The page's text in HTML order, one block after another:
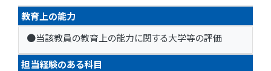
教育上の能力
●当該教員の教育上の能力に関する大学等の評価
担当経験のある科目